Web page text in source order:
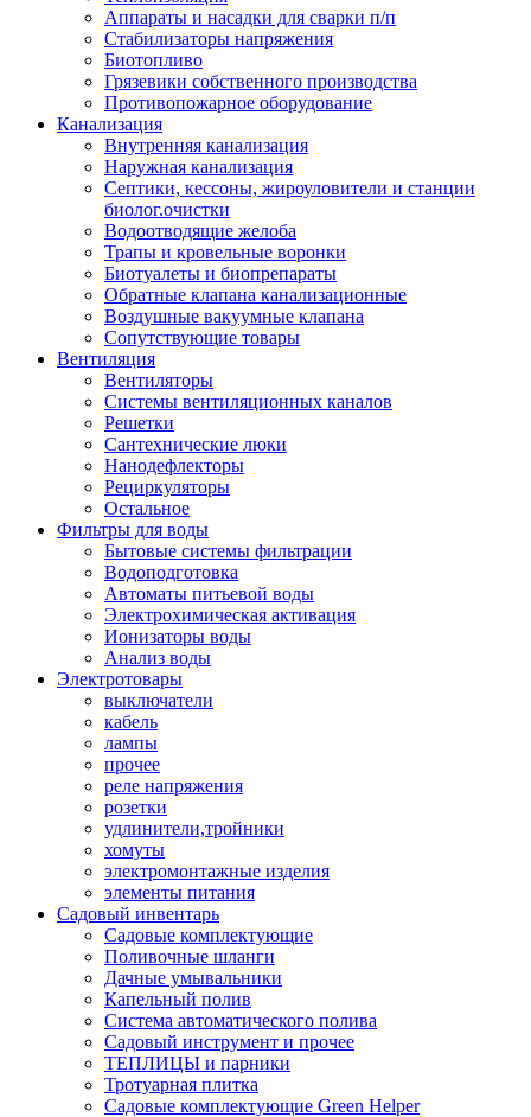
Аппараты и насадки для сварки п/п
Стабилизаторы напряжения
Биотопливо
Грязевики собственного производства
Противопожарное оборудование
Канализация
Внутренняя канализация
Наружная канализация
Септики, кессоны, жироуловители и станции
биолог.очистки
Водоотводящие желоба
Трапы и кровельные воронки
Биотуалеты и биопрепараты
Обратные клапана канализационные
Воздушные вакуумные клапана
Сопутствующие товары
Вентиляция
Вентиляторы
Системы вентиляционных каналов
Решетки
Сантехнические люки
Нанодефлекторы
Рециркуляторы
Остальное
Фильтры для воды
Бытовые системы фильтрации
Водоподготовка
Автоматы питьевой воды
Электрохимическая активация
Ионизаторы воды
Анализ воды
Электротовары
выключатели
кабель
лампы
прочее
реле напряжения
розетки
удлинители,тройники
хомуты
электромонтажные изделия
элементы питания
Садовый инвентарь
Садовые комплектующие
Поливочные шланги
Дачные умывальники
Капельный полив
Система автоматического полива
Садовый инструмент и прочее
ТЕПЛИЦЫ и парники
Тротуарная плитка
Садовые комплектующие Green Helper